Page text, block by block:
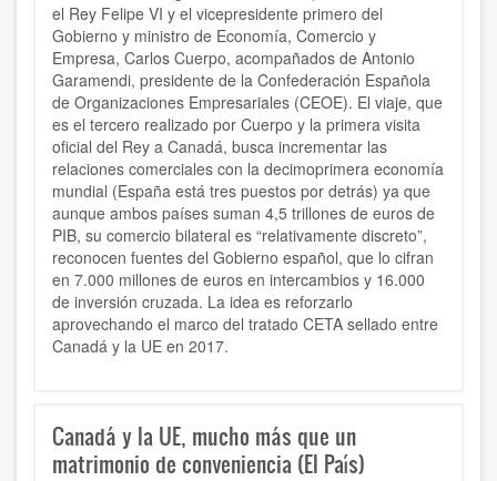
el Rey Felipe VI y el vicepresidente primero del
Gobierno y ministro de Economía, Comercio y
Empresa, Carlos Cuerpo, acompañados de Antonio
Garamendi, presidente de la Confederación Española
de Organizaciones Empresariales (CEOE). El viaje, que
es el tercero realizado por Cuerpo y la primera visita
oficial del Rey a Canadá, busca incrementar las
relaciones comerciales con la decimoprimera economía
mundial (España está tres puestos por detrás) ya que
aunque ambos países suman 4,5 trillones de euros de
PIB, su comercio bilateral es “relativamente discreto”,
reconocen fuentes del Gobierno español, que lo cifran
en 7.000 millones de euros en intercambios y 16.000
de inversión cruzada. La idea es reforzarlo
aprovechando el marco del tratado CETA sellado entre
Canadá y la UE en 2017.
Canadá y la UE, mucho más que un
matrimonio de conveniencia (El País)